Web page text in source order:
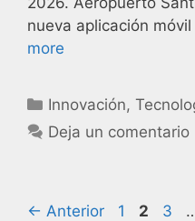
nueva aplicación
more
Innovación,
Deja un comentario
← Anterior 1 2 3